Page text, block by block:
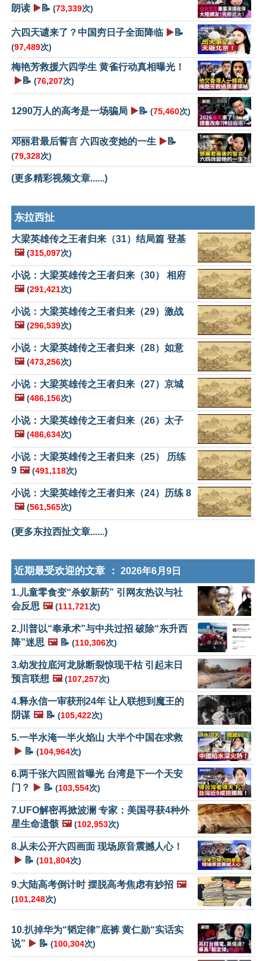
朗读 ▶️📝 (73,339次)
六四天谴来了？中国穷日子全面降临 ▶️📝
(97,489次)
梅艳芳救援六四学生 黄雀行动真相曝光！
▶️📝 (76,207次)
1290万人的高考是一场骗局 ▶️📝 (75,460次)
邓丽君最后誓言 六四改变她的一生 ▶️📝
(79,328次)
(更多精彩视频文章......)
东拉西扯
大梁英雄传之王者归来（31）结局篇 登基
🖼️ (315,097次)
小说：大梁英雄传之王者归来（30） 相府
🖼️ (291,421次)
小说：大梁英雄传之王者归来（29）激战
🖼️ (296,539次)
小说：大梁英雄传之王者归来（28）如意
🖼️ (473,256次)
小说：大梁英雄传之王者归来（27）京城
🖼️ (486,156次)
小说：大梁英雄传之王者归来（26）太子
🖼️ (486,634次)
小说：大梁英雄传之王者归来（25） 历练
9 🖼️ (491,118次)
小说：大梁英雄传之王者归来（24）历练 8
🖼️ (561,565次)
(更多东拉西扯文章......)
近期最受欢迎的文章 ： 2026年6月9日
1.儿童零食变“杀蚁新药” 引网友热议与社
会反思 🖼️ (111,721次)
2.川普以“奉承术”与中共过招 破除“东升西
降”迷思 🖼️📝 (110,306次)
3.幼发拉底河龙脉断裂惊现干枯 引起末日
预言联想 🖼️ (107,257次)
4.释永信一审获刑24年 让人联想到魔王的
阴谋 🖼️📝 (105,422次)
5.一半水淹一半火焰山 大半个中国在求救
▶️ 📝 (104,964次)
6.两千张六四照首曝光 台湾是下一个天安
门？
▶️ 📝 (103,554次)
7.UFO解密再掀波澜 专家：美国寻获4种外
星生命遗骸 🖼️ (102,953次)
8.从未公开六四画面 现场原音震撼人心！
▶️ 📝 (101,804次)
9.大陆高考倒计时 摆脱高考焦虑有妙招 🖼️
(101,248次)
10.扒掉华为“韬定律”底裤 黄仁勋“实话实
说” ▶️ 📝 (100,304次)